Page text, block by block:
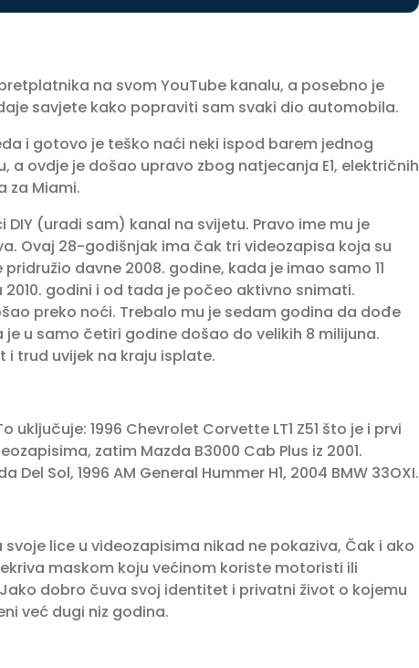
na svom YouTube kanalu, a posebno je
savjete kako popraviti sam svaki dio automobila.
i gotovo je teško naći neki ispod barem jednog
a ovdje je došao upravo zbog natjecanja E1, električnih
za Miami.
(uradi sam) kanal na svijetu. Pravo ime mu je
Ovaj 28-godišnjak ima čak tri videozapisa koja su
davne 2008. godine, kada je imao samo 11
godini i od tada je počeo aktivno snimati.
preko noći. Trebalo mu je sedam godina da dođe
u samo četiri godine došao do velikih 8 milijuna.
i trud uvijek na kraju isplate.
1996 Chevrolet Corvette LT1 Z51 što je i prvi
zatim Mazda B3000 Cab Plus iz 2001.
Del Sol, 1996 AM General Hummer H1, 2004 BMW 33OXI.
lice u videozapisima nikad ne pokaziva, Čak i ako
maskom koju većinom koriste motoristi ili
dobro čuva svoj identitet i privatni život o kojemu
već dugi niz godina.